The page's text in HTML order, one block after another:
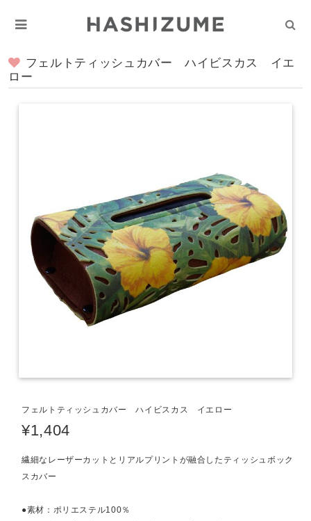
フェルトティッシュカバー ハイビスカス イエ
ロー
フェルトティッシュカバー ハイビスカス イエロー
¥1,404
繊細なレーザーカットとリアルプリントが融合したティッシュボック
スカバー
●素材：ポリエステル100％